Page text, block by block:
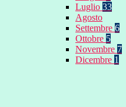
Luglio 33
Agosto
Settembre 6
Ottobre 5
Novembre 7
Dicembre 1